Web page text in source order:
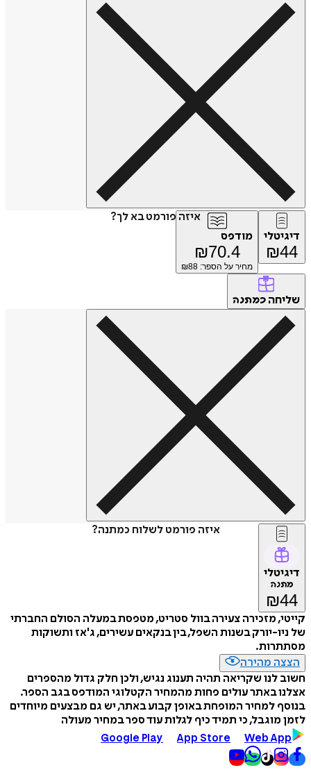
איזה פורמט בא לך?
דיגיטלי
₪44
מודפס
₪70.4
מחיר על הספר: ₪ 88
שליחה כמתנה
איזה פורמט לשלוח כמתנה?
דיגיטלי
מתנה
₪44
קייטי, מזכירה צעירה בוול סטריט, מטפסת במעלה הסולם החברתי
של ניו-יורק בשנות השפל, בין בנקאים עשירים, ג'אז ותשוקות
מסתתרות.
הצצה מהירה
חשוב לנו שקריאה תהיה תענוג נגיש, ולכן חלק גדול מהספרים
אצלנו באתר עולים פחות מהמחיר הקטלוגי המודפס בגב הספר.
בנוסף למחיר המופחת באופן קבוע באתר, יש גם מבצעים מיוחדים
לזמן מוגבל, כי תמיד כיף לגלות עוד ספר במחיר מעולה
Google Play
App Store Web App